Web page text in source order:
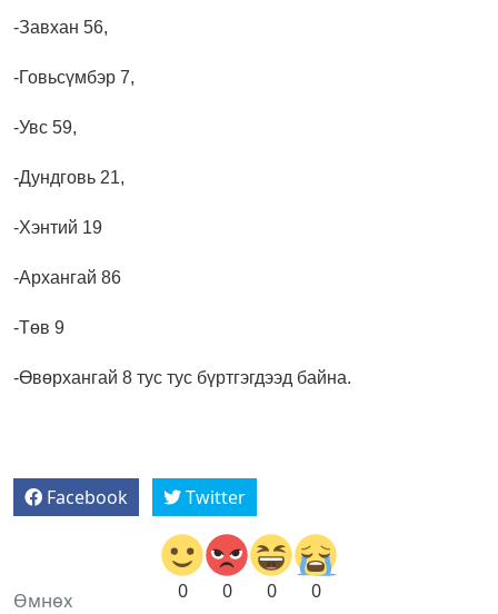
-Завхан 56,
-Говьсүмбэр 7,
-Увс 59,
-Дундговь 21,
-Хэнтий 19
-Архангай 86
-Төв 9
-Өвөрхангай 8 тус тус бүртгэгдээд байна.
Facebook Twitter
0 0 0 0
Өмнөх